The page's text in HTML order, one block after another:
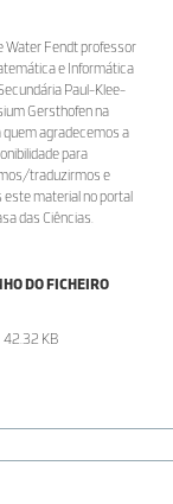
Water Fendt professor
e Informática
Paul-Klee-
Gersthofen na
quem agradecemos a
para
traduzirmos e
material no portal
das Ciências.
DO FICHEIRO
42.32 KB